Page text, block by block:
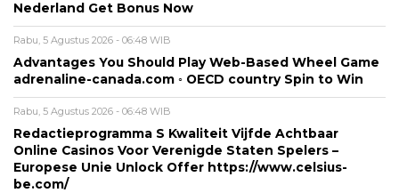
Nederland Get Bonus Now
Rabu, 5 Agustus 2026 - 06:48 WIB
Advantages You Should Play Web-Based Wheel Game
adrenaline-canada.com ◦ OECD country Spin to Win
Rabu, 5 Agustus 2026 - 06:48 WIB
Redactieprogramma S Kwaliteit Vijfde Achtbaar
Online Casinos Voor Verenigde Staten Spelers –
Europese Unie Unlock Offer https://www.celsius-
be.com/